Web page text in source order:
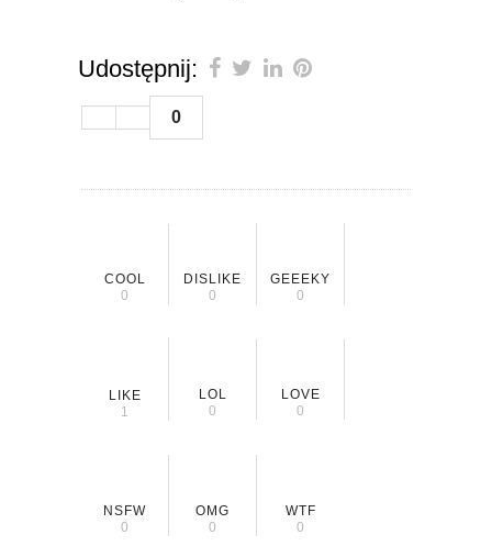
Udostępnij:
0
COOL
0
DISLIKE
0
GEEEKY
0
LIKE
1
LOL
0
LOVE
0
NSFW
0
OMG
0
WTF
0